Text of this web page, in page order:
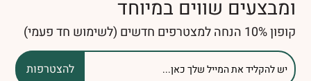
להצטרפות
ומבצעים שווים במיוחד
קופון 10% הנחה למצטרפים חדשים (לשימוש חד פעמי)